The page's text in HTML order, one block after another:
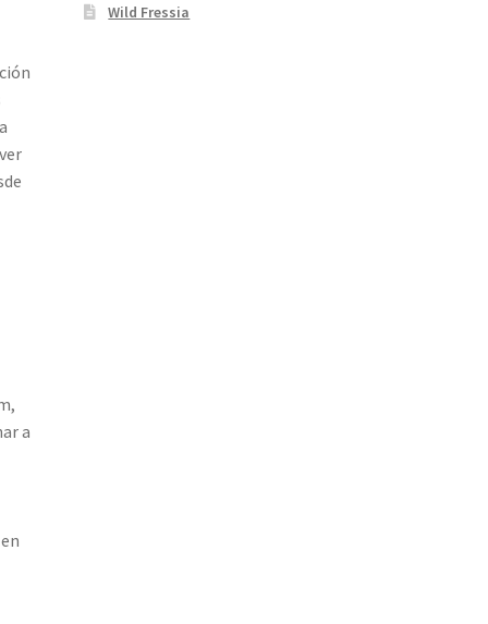
a
Wild Fressia